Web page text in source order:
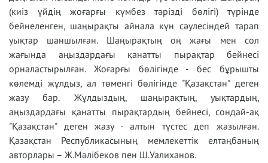
(киіз үйдің жоғарғы күмбез тәрізді бөлігі) түрінде
бейнеленген, шаңырақты айнала күн сәулесіндей тарап
уықтар шаншылған. Шаңырақтың оң жағы мен сол
жағында аңыздардағы қанатты пырақтар бейнесі
орналастырылған. Жоғарғы бөлігінде - бес бұрышты
көлемді жұлдыз, ал төменгі бөлігінде "Қазақстан" деген
жазу бар. Жұлдыздың, шаңырақтың, уықтардың,
аңыздардағы қанатты пырақтардың бейнесі, сондай-ақ
"Қазақстан" деген жазу - алтын түстес деп жазылған.
Қазақстан Республикасының мемлекеттік елтаңбаның
авторлары – Ж.Мәлібеков пен Ш.Уалиханов.